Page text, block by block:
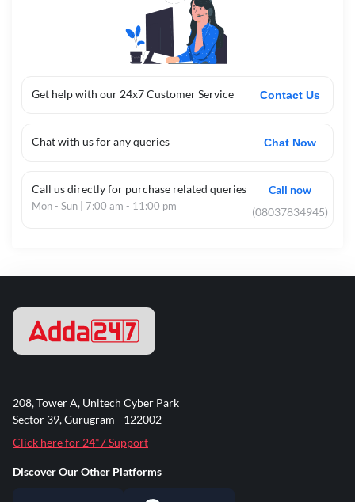
Get help with our 24x7 Customer Service Contact Us
Chat with us for any queries Chat Now
Call us directly for purchase related queries
Mon - Sun | 7:00 am - 11:00 pm
Call now
(08037834945)
208, Tower A, Unitech Cyber Park
Sector 39, Gurugram - 122002
Click here for 24*7 Support
Discover Our Other Platforms